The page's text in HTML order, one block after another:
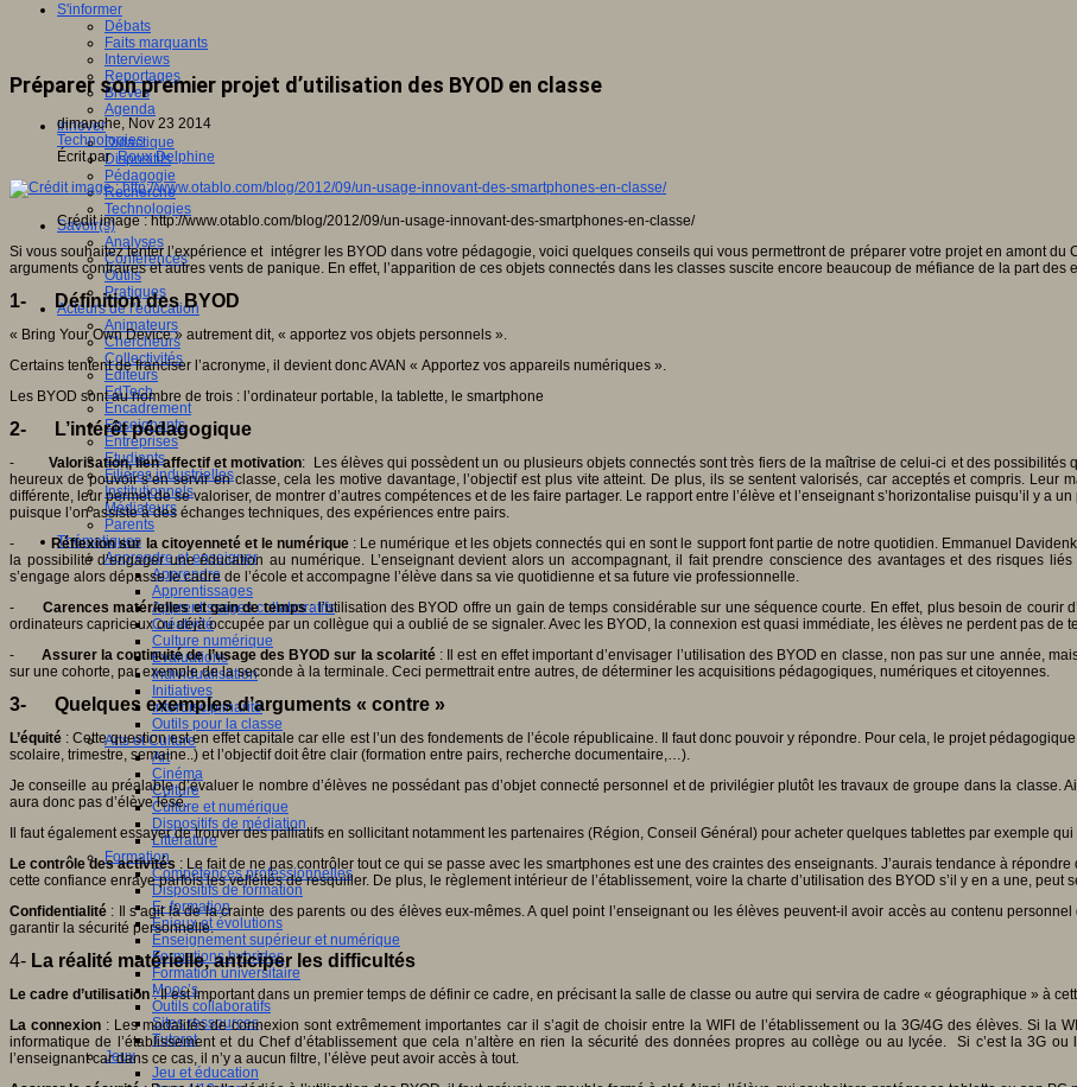
S'informer
Débats
Faits marquants
Interviews
Reportages
Brèves
Agenda
Innover
Didactique
Dispositifs
Pédagogie
Recherche
Technologies
Savoir(s)
Analyses
Conférences
Outils
Pratiques
Acteurs de l'éducation
Animateurs
Chercheurs
Collectivités
Editeurs
EdTech
Encadrement
Enseignants
Entreprises
Etudiants
Filières industrielles
Institutionnels
Médiateurs
Parents
Thématiques
Apprendre et enseigner
Apprendre
Apprentissages
Apprentissages collaboratifs
Créativité
Culture numérique
Evaluations
Individualisation
Initiatives
Interdisciplinarité
Outils pour la classe
Arts et Culture
Art
Cinéma
Culture
Culture et numérique
Dispositifs de médiation
Littérature
Formation
Compétences professionnelles
Dispositifs de formation
E- formation
Enjeux et évolutions
Enseignement supérieur et numérique
Formations hybrides
Formation universitaire
Mooc’s
Outils collaboratifs
Sites ressources
Tutorat
Jeux
Jeu et éducation
Préparer son premier projet d’utilisation des BYOD en classe
dimanche, Nov 23 2014
Technologies
Écrit parRoux Delphine
Crédit image : http://www.otablo.com/blog/2012/09/un-usage-innovant-des-smartphones-en-classe/
Si vous souhaitez tenter l’expérience et intégrer les BYOD dans votre pédagogie, voici quelques conseils qui vous permettront de préparer votre projet en amont
arguments contraires et autres vents de panique. En effet, l’apparition de ces objets connectés dans les classes suscite encore beaucoup de méfiance de la part des
1- Définition des BYOD
« Bring Your Own Device » autrement dit, « apportez vos objets personnels ».
Certains tentent de franciser l’acronyme, il devient donc AVAN « Apportez vos appareils numériques ».
Les BYOD sont au nombre de trois : l’ordinateur portable, la tablette, le smartphone
2- L’intérêt pédagogique
- Valorisation, lien affectif et motivation: Les élèves qui possèdent un ou plusieurs objets connectés sont très fiers de la maîtrise de celui-ci et des possibilités
heureux de pouvoir s’en servir en classe, cela les motive davantage, l’objectif est plus vite atteint. De plus, ils se sentent valorisés, car acceptés et compris. Leur
différente, leur permet de se valoriser, de montrer d’autres compétences et de les faire partager. Le rapport entre l’élève et l’enseignant s’horizontalise puisqu’il y a
puisque l’on assiste à des échanges techniques, des expériences entre pairs.
-Réflexion sur la citoyenneté et le numérique : Le numérique et les objets connectés qui en sont le support font partie de notre quotidien. Emmanuel
la possibilité d’engager une éducation au numérique. L’enseignant devient alors un accompagnant, il fait prendre conscience des avantages et des risques
s’engage alors dépasse le cadre de l’école et accompagne l’élève dans sa vie quotidienne et sa future vie professionnelle.
- Carences matérielles et gain de temps: l’utilisation des BYOD offre un gain de temps considérable sur une séquence courte. En effet, plus besoin de courir
ordinateurs capricieux ou déjà occupée par un collègue qui a oublié de se signaler. Avec les BYOD, la connexion est quasi immédiate, les élèves ne perdent pas de
- Assurer la continuité de l’usage des BYOD sur la scolarité : Il est en effet important d’envisager l’utilisation des BYOD en classe, non pas sur une année,
sur une cohorte, par exemple de la seconde à la terminale. Ceci permettrait entre autres, de déterminer les acquisitions pédagogiques, numériques et citoyennes.
3- Quelques exemples d’arguments « contre »
L’équité : Cette question est en effet capitale car elle est l’un des fondements de l’école républicaine. Il faut donc pouvoir y répondre. Pour cela, le projet
scolaire, trimestre, semaine..) et l’objectif doit être clair (formation entre pairs, recherche documentaire,…).
Je conseille au préalable d’évaluer le nombre d’élèves ne possédant pas d’objet connecté personnel et de privilégier plutôt les travaux de groupe dans la classe.
aura donc pas d’élève lésé.
Il faut également essayer de trouver des palliatifs en sollicitant notamment les partenaires (Région, Conseil Général) pour acheter quelques tablettes par exemple
Le contrôle des activités : Le fait de ne pas contrôler tout ce qui se passe avec les smartphones est une des craintes des enseignants. J’aurais tendance à
cette confiance enraye parfois les velléités de resquiller. De plus, le règlement intérieur de l’établissement, voire la charte d’utilisation des BYOD s’il y en a une, peut
Confidentialité : Il s’agit là de la crainte des parents ou des élèves eux-mêmes. A quel point l’enseignant ou les élèves peuvent-il avoir accès au contenu
garantir la sécurité personnelle.
4- La réalité matérielle, anticiper les difficultés
Le cadre d’utilisation: Il est important dans un premier temps de définir ce cadre, en précisant la salle de classe ou autre qui servira de cadre « géographique » à
La connexion : Les modalités de connexion sont extrêmement importantes car il s’agit de choisir entre la WIFI de l’établissement ou la 3G/4G des élèves. Si la
informatique de l’établissement et du Chef d’établissement que cela n’altère en rien la sécurité des données propres au collège ou au lycée. Si c’est la 3G
l’enseignant car dans ce cas, il n’y a aucun filtre, l’élève peut avoir accès à tout.